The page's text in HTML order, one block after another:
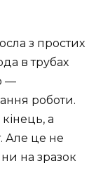
з простих
в трубах
—
роботи.
а
Але це не
на зразок